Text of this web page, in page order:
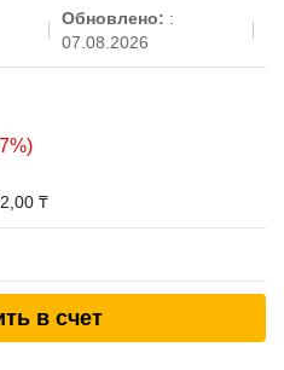
Обновлено: :
07.08.2026
₸
в счет